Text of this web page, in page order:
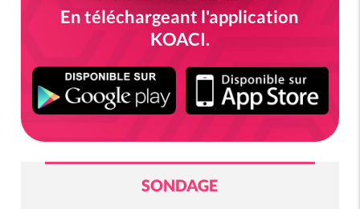
En téléchargeant l'application
KOACI.
SONDAGE